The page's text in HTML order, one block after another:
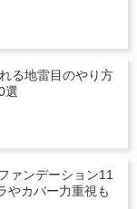
る地雷目のやり方
選
ァンデーション11
やカバー力重視も